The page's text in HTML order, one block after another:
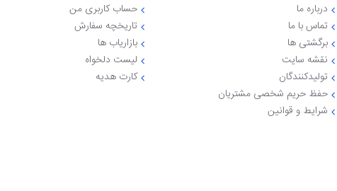
درباره ما
تماس با ما
برگشتی ها
نقشه سایت
تولیدکنندگان
حفظ حریم شخصی مشتریان
شرایط و قوانین
حساب کاربری من
تاریخچه سفارش
بازاریاب ها
لیست دلخواه
کارت هدیه